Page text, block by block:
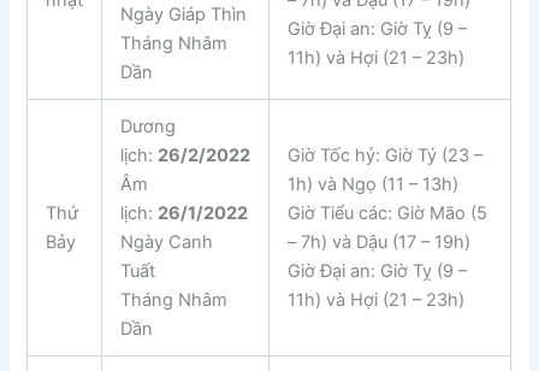
Ngày Giáp Thìn
Tháng Nhâm
Dần
Giờ Đại an: Giờ Tỵ (9 –
11h) và Hợi (21 – 23h)
Thứ
Bảy
Dương
lịch: 26/2/2022
Âm
lịch: 26/1/2022
Ngày Canh
Tuất
Tháng Nhâm
Dần
Giờ Tốc hỷ: Giờ Tý (23 –
1h) và Ngọ (11 – 13h)
Giờ Tiểu các: Giờ Mão (5
– 7h) và Dậu (17 – 19h)
Giờ Đại an: Giờ Tỵ (9 –
11h) và Hợi (21 – 23h)